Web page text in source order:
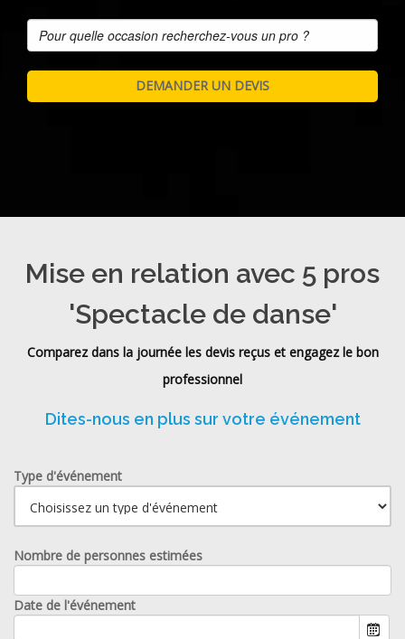
Mise en relation avec 5 pros
'Spectacle de danse'
Comparez dans la journée les devis reçus et engagez le bon
professionnel
Dites-nous en plus sur votre événement
Type d'événement
Nombre de personnes estimées
Date de l'événement